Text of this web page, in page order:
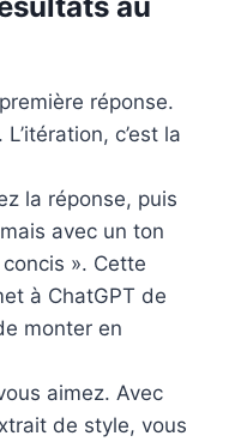
au
réponse.
c’est la
la réponse, puis
avec un ton
». Cette
à ChatGPT de
monter en
aimez. Avec
de style, vous